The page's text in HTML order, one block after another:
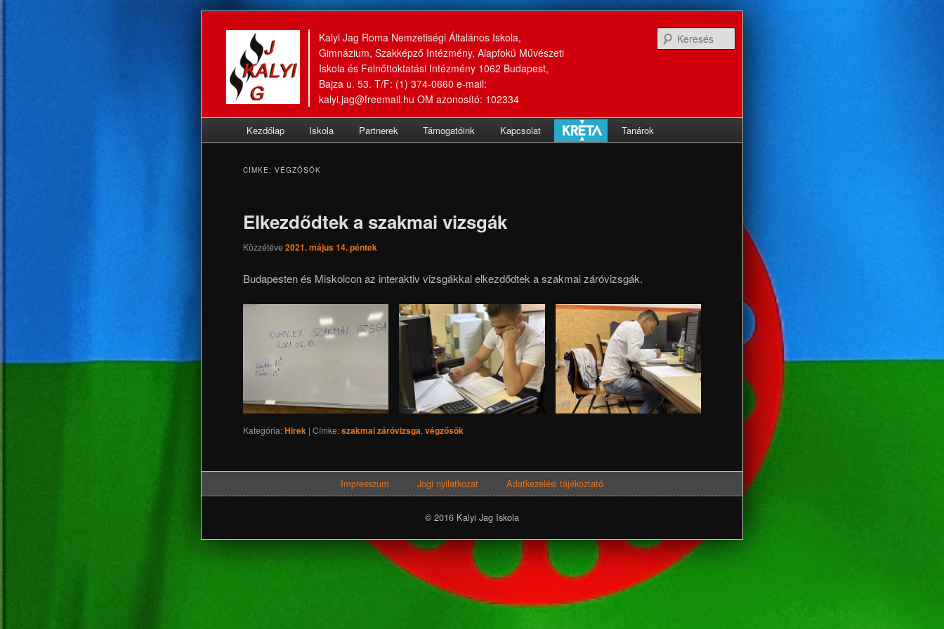
Kalyi Jag Roma Nemzetiségi Általános Iskola,
Gimnázium, Szakképző Intézmény, Alapfokú Művészeti
Iskola és Felnőttoktatási Intézmény 1062 Budapest,
Bajza u. 53. T/F: (1) 374-0660 e-mail:
kalyi.jag@freemail.hu OM azonosító: 102334
menü
Tovább
tartalomra
Tovább
tartalomra
Kezdőlap Iskola Partnerek Támogatóink Kapcsolat Tanárok
CÍMKE: VÉGZŐSŐK
Elkezdődtek a szakmai vizsgák
Közzétéve 2021. május 14. péntek
Budapesten és Miskolcon az interaktiv vizsgákkal elkezdődtek a szakmai záróvizsgák.
Kategória: Hirek | Címke: szakmai záróvizsga, végzősők
Impresszum Jogi nyilatkozat Adatkezelési tájékoztató
© 2016 Kalyi Jag Iskola